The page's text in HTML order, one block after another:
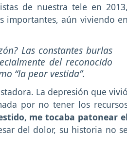
de nuestra tele en 2013,
importantes, aún viviendo en
Las constantes burlas
del reconocido
“la peor vestida”.
La depresión que vivió
por no tener los
me tocaba patonear
del dolor, su historia no se